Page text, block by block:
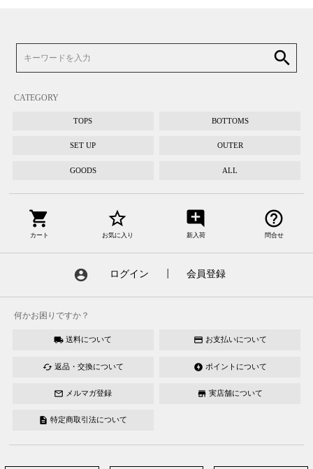
search
CATEGORY
TOPS BOTTOMS
SET UP OUTER
GOODS ALL
shopping_cart
カート
star_border
お気に入り
add_comment
新入荷
help_outline
問合せ
account_circle ログイン 会員登録
何かお困りですか？
local_shipping 送料について credit_card お支払いについて
cached 返品・交換について offline_bolt ポイントについて
mail_outline メルマガ登録 store 実店舗について
description 特定商取引法について